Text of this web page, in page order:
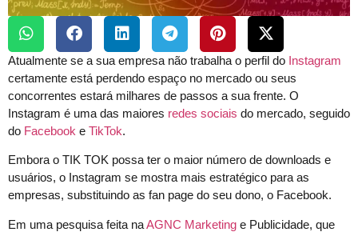
Atualmente se a sua empresa não trabalha o perfil do Instagram
certamente está perdendo espaço no mercado ou seus
concorrentes estará milhares de passos a sua frente. O
Instagram é uma das maiores redes sociais do mercado, seguido
do Facebook e TikTok.
Embora o TIK TOK possa ter o maior número de downloads e
usuários, o Instagram se mostra mais estratégico para as
empresas, substituindo as fan page do seu dono, o Facebook.
Em uma pesquisa feita naAGNC Marketing e Publicidade, que